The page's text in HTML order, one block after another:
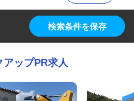
検索条件を保存
ップPR求人